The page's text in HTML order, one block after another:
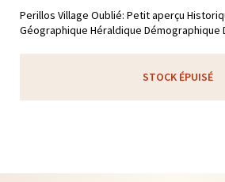
Perillos Village Oublié: Petit aperçu
Géographique Héraldique Démographique
STOCK ÉPUISÉ